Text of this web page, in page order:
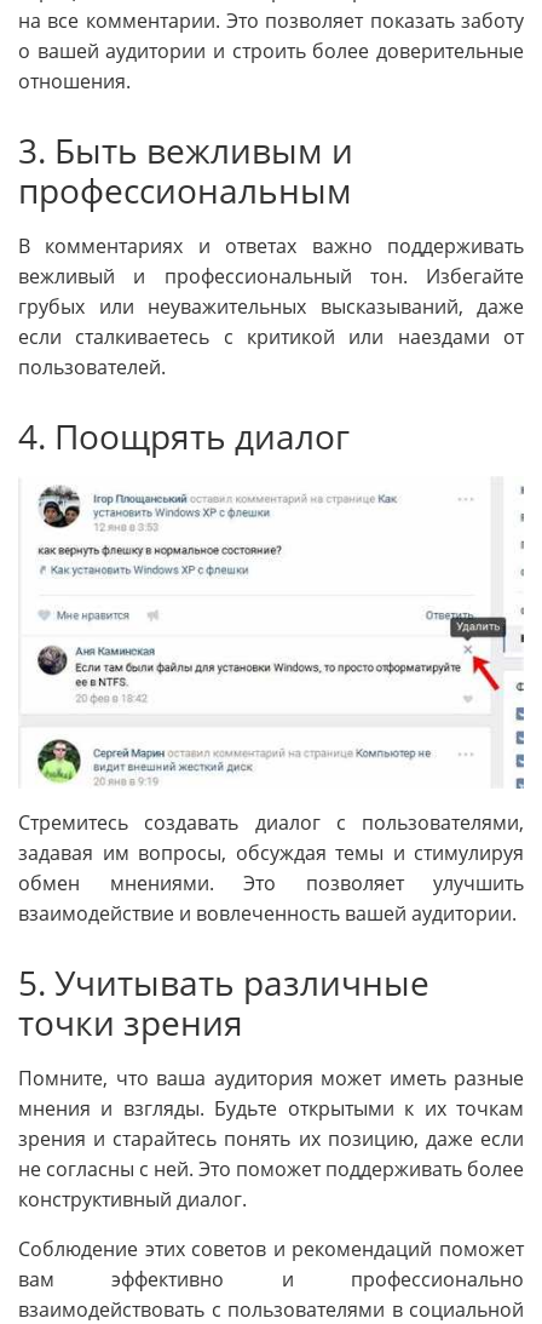
на все комментарии. Это позволяет показать заботу
о вашей аудитории и строить более доверительные
отношения.
3. Быть вежливым и
профессиональным
В комментариях и ответах важно поддерживать
вежливый и профессиональный тон. Избегайте
грубых или неуважительных высказываний, даже
если сталкиваетесь с критикой или наездами от
пользователей.
4. Поощрять диалог
Стремитесь создавать диалог с пользователями,
задавая им вопросы, обсуждая темы и стимулируя
обмен мнениями. Это позволяет улучшить
взаимодействие и вовлеченность вашей аудитории.
5. Учитывать различные
точки зрения
Помните, что ваша аудитория может иметь разные
мнения и взгляды. Будьте открытыми к их точкам
зрения и старайтесь понять их позицию, даже если
не согласны с ней. Это поможет поддерживать более
конструктивный диалог.
Соблюдение этих советов и рекомендаций поможет
вам эффективно и профессионально
взаимодействовать с пользователями в социальной